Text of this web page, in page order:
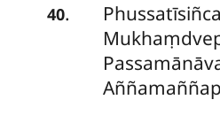
40.